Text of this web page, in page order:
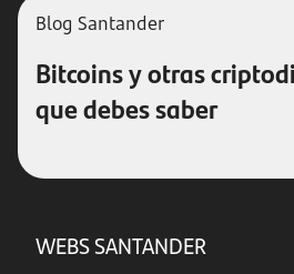
Blog Santander
Bitcoins y otras
que debes saber
WEBS SANTANDER